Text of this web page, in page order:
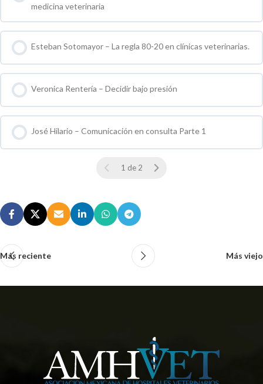
medicina veterinaria
0 % COMPLETO 0 / 0 pasos
Esteban Sotomayor – La regla 80-20 en clínicas veterinarias.
0 % COMPLETO 0 / 0 pasos
Veronica Rentería – Decidir bajo presión
0 % COMPLETO 0 / 0 pasos
José Hilario – Comunicación en consulta Parte 1
0 % COMPLETO 0 / 0 pasos
1 de 2
Más reciente Más viejo